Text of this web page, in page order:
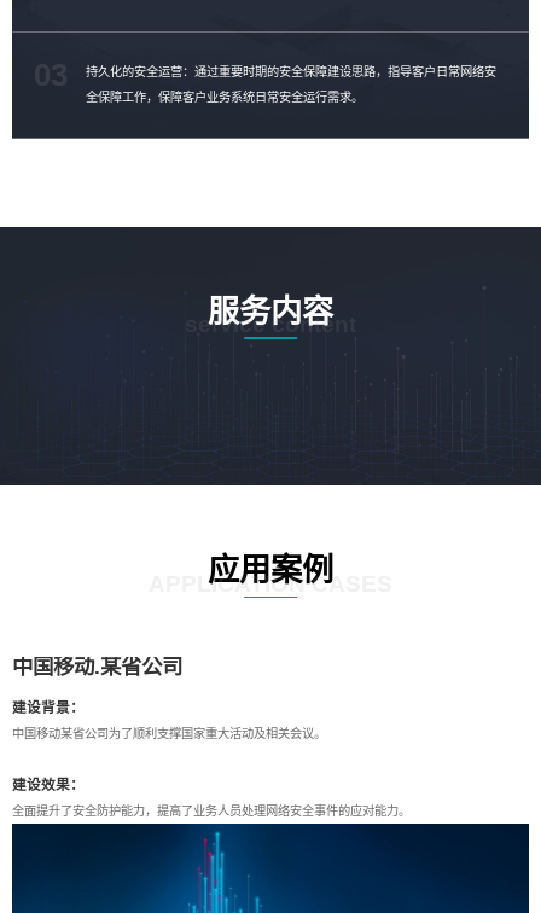
持久化的安全运营：通过重要时期的安全保障建设思路，指导客户日常网络安
全保障工作，保障客户业务系统日常安全运行需求。
03
服务内容
service content
应用案例
APPLICATION CASES
中国移动.某省公司
建设背景：
中国移动某省公司为了顺利支撑国家重大活动及相关会议。
建设效果：
全面提升了安全防护能力，提高了业务人员处理网络安全事件的应对能力。